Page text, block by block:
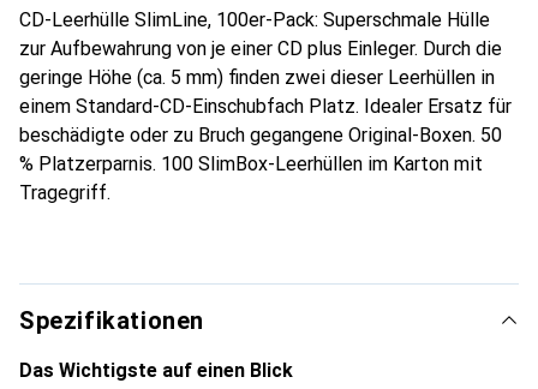
CD-Leerhülle SlimLine, 100er-Pack: Superschmale Hülle
zur Aufbewahrung von je einer CD plus Einleger. Durch die
geringe Höhe (ca. 5 mm) finden zwei dieser Leerhüllen in
einem Standard-CD-Einschubfach Platz. Idealer Ersatz für
beschädigte oder zu Bruch gegangene Original-Boxen. 50
% Platzerparnis. 100 SlimBox-Leerhüllen im Karton mit
Tragegriff.
Spezifikationen
Das Wichtigste auf einen Blick